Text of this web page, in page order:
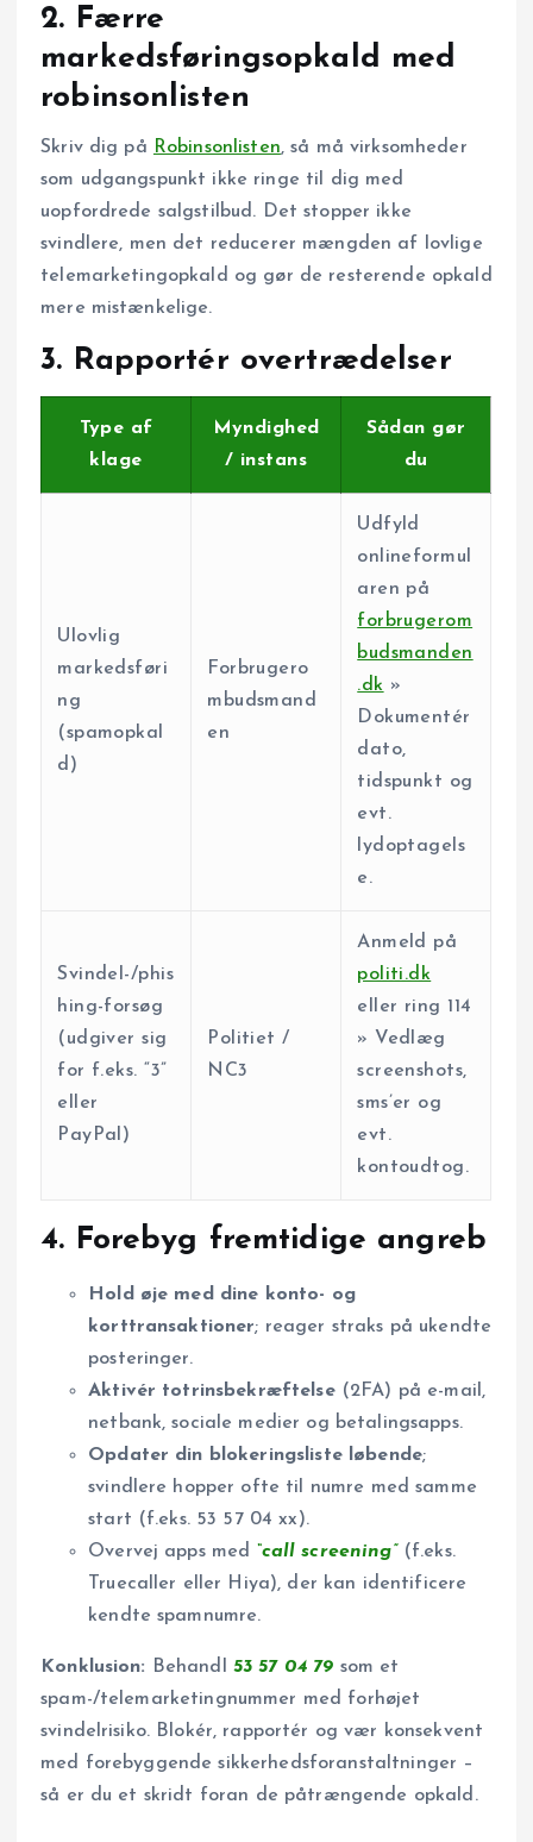
2. Færre
markedsføringsopkald med
robinsonlisten
Skriv dig på Robinsonlisten, så må virksomheder
som udgangspunkt ikke ringe til dig med
uopfordrede salgstilbud. Det stopper ikke
svindlere, men det reducerer mængden af lovlige
telemarketingopkald og gør de resterende opkald
mere mistænkelige.
3. Rapportér overtrædelser
Type af
klage
Myndighed
/ instans
Sådan gør
du
Ulovlig
markedsføri
ng
(spamopkal
d)
Forbrugero
mbudsmand
en
Udfyld
onlineformul
aren på
forbrugerom
budsmanden
.dk »
Dokumentér
dato,
tidspunkt og
evt.
lydoptagels
e.
Svindel-/phis
hing-forsøg
(udgiver sig
for f.eks. “3”
eller
PayPal)
Politiet /
NC3
Anmeld på
politi.dk
eller ring 114
» Vedlæg
screenshots,
sms’er og
evt.
kontoudtog.
4. Forebyg fremtidige angreb
Hold øje med dine konto- og
korttransaktioner; reager straks på ukendte
posteringer.
Aktivér totrinsbekræftelse(2FA) på e-mail,
netbank, sociale medier og betalingsapps.
Opdater din blokeringsliste løbende;
svindlere hopper ofte til numre med samme
start (f.eks. 53 57 04 xx).
Overvej apps med “call screening”(f.eks.
Truecaller eller Hiya), der kan identificere
kendte spamnumre.
Konklusion: Behandl 53 57 04 79 som et
spam-/telemarketingnummer med forhøjet
svindelrisiko. Blokér, rapportér og vær konsekvent
med forebyggende sikkerhedsforanstaltninger –
så er du et skridt foran de påtrængende opkald.